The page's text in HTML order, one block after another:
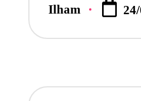
Posted
Ilham